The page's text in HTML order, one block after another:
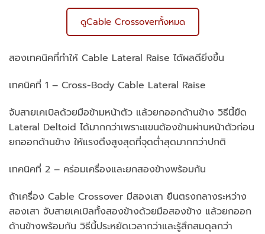
ดูCable Crossoverทั้งหมด
สองเทคนิคที่ทำให้ Cable Lateral Raise ได้ผลดียิ่งขึ้น
เทคนิคที่ 1 – Cross-Body Cable Lateral Raise
จับสายเคเบิลด้วยมือข้ามหน้าตัว แล้วยกออกด้านข้าง วิธีนี้ยืด
Lateral Deltoid ได้มากกว่าเพราะแขนต้องข้ามผ่านหน้าตัวก่อน
ยกออกด้านข้าง ให้แรงตึงสูงสุดที่จุดต่ำสุดมากกว่าปกติ
เทคนิคที่ 2 – คร่อมเครื่องและยกสองข้างพร้อมกัน
ถ้าเครื่อง Cable Crossover มีสองเสา ยืนตรงกลางระหว่าง
สองเสา จับสายเคเบิลทั้งสองข้างด้วยมือสองข้าง แล้วยกออก
ด้านข้างพร้อมกัน วิธีนี้ประหยัดเวลากว่าและรู้สึกสมดุลกว่า